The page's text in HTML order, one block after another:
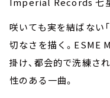
咲いても実を結ばない
切なさを描く。ESME
掛け、都会的で洗練さ
性のある一曲。